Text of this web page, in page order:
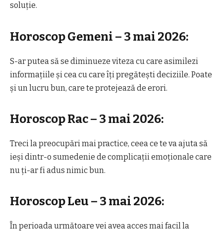
soluție.
Horoscop Gemeni – 3 mai 2026:
S-ar putea să se diminueze viteza cu care asimilezi
informațiile și cea cu care îți pregătești deciziile. Poate
și un lucru bun, care te protejează de erori.
Horoscop Rac – 3 mai 2026:
Treci la preocupări mai practice, ceea ce te va ajuta să
ieși dintr-o sumedenie de complicații emoționale care
nu ți-ar fi adus nimic bun.
Horoscop Leu – 3 mai 2026:
În perioada următoare vei avea acces mai facil la